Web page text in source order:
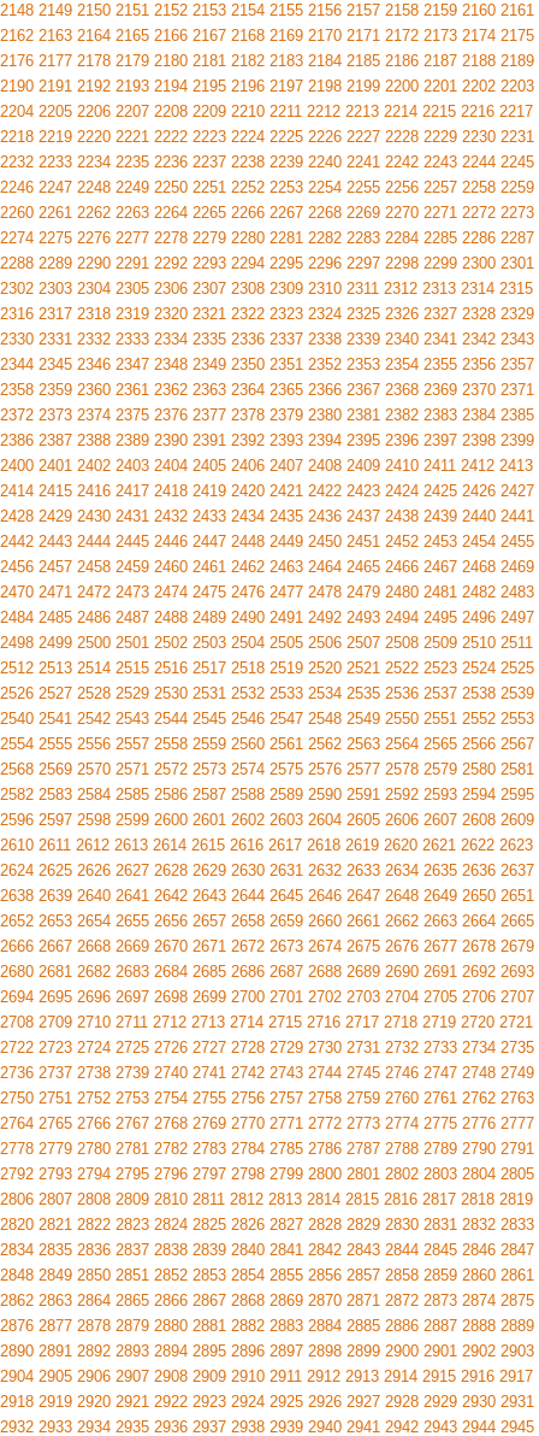
2148 2149 2150 2151 2152 2153 2154 2155 2156 2157 2158 2159 2160 2161
2162 2163 2164 2165 2166 2167 2168 2169 2170 2171 2172 2173 2174 2175
2176 2177 2178 2179 2180 2181 2182 2183 2184 2185 2186 2187 2188 2189
2190 2191 2192 2193 2194 2195 2196 2197 2198 2199 2200 2201 2202 2203
2204 2205 2206 2207 2208 2209 2210 2211 2212 2213 2214 2215 2216 2217
2218 2219 2220 2221 2222 2223 2224 2225 2226 2227 2228 2229 2230 2231
2232 2233 2234 2235 2236 2237 2238 2239 2240 2241 2242 2243 2244 2245
2246 2247 2248 2249 2250 2251 2252 2253 2254 2255 2256 2257 2258 2259
2260 2261 2262 2263 2264 2265 2266 2267 2268 2269 2270 2271 2272 2273
2274 2275 2276 2277 2278 2279 2280 2281 2282 2283 2284 2285 2286 2287
2288 2289 2290 2291 2292 2293 2294 2295 2296 2297 2298 2299 2300 2301
2302 2303 2304 2305 2306 2307 2308 2309 2310 2311 2312 2313 2314 2315
2316 2317 2318 2319 2320 2321 2322 2323 2324 2325 2326 2327 2328 2329
2330 2331 2332 2333 2334 2335 2336 2337 2338 2339 2340 2341 2342 2343
2344 2345 2346 2347 2348 2349 2350 2351 2352 2353 2354 2355 2356 2357
2358 2359 2360 2361 2362 2363 2364 2365 2366 2367 2368 2369 2370 2371
2372 2373 2374 2375 2376 2377 2378 2379 2380 2381 2382 2383 2384 2385
2386 2387 2388 2389 2390 2391 2392 2393 2394 2395 2396 2397 2398 2399
2400 2401 2402 2403 2404 2405 2406 2407 2408 2409 2410 2411 2412 2413
2414 2415 2416 2417 2418 2419 2420 2421 2422 2423 2424 2425 2426 2427
2428 2429 2430 2431 2432 2433 2434 2435 2436 2437 2438 2439 2440 2441
2442 2443 2444 2445 2446 2447 2448 2449 2450 2451 2452 2453 2454 2455
2456 2457 2458 2459 2460 2461 2462 2463 2464 2465 2466 2467 2468 2469
2470 2471 2472 2473 2474 2475 2476 2477 2478 2479 2480 2481 2482 2483
2484 2485 2486 2487 2488 2489 2490 2491 2492 2493 2494 2495 2496 2497
2498 2499 2500 2501 2502 2503 2504 2505 2506 2507 2508 2509 2510 2511
2512 2513 2514 2515 2516 2517 2518 2519 2520 2521 2522 2523 2524 2525
2526 2527 2528 2529 2530 2531 2532 2533 2534 2535 2536 2537 2538 2539
2540 2541 2542 2543 2544 2545 2546 2547 2548 2549 2550 2551 2552 2553
2554 2555 2556 2557 2558 2559 2560 2561 2562 2563 2564 2565 2566 2567
2568 2569 2570 2571 2572 2573 2574 2575 2576 2577 2578 2579 2580 2581
2582 2583 2584 2585 2586 2587 2588 2589 2590 2591 2592 2593 2594 2595
2596 2597 2598 2599 2600 2601 2602 2603 2604 2605 2606 2607 2608 2609
2610 2611 2612 2613 2614 2615 2616 2617 2618 2619 2620 2621 2622 2623
2624 2625 2626 2627 2628 2629 2630 2631 2632 2633 2634 2635 2636 2637
2638 2639 2640 2641 2642 2643 2644 2645 2646 2647 2648 2649 2650 2651
2652 2653 2654 2655 2656 2657 2658 2659 2660 2661 2662 2663 2664 2665
2666 2667 2668 2669 2670 2671 2672 2673 2674 2675 2676 2677 2678 2679
2680 2681 2682 2683 2684 2685 2686 2687 2688 2689 2690 2691 2692 2693
2694 2695 2696 2697 2698 2699 2700 2701 2702 2703 2704 2705 2706 2707
2708 2709 2710 2711 2712 2713 2714 2715 2716 2717 2718 2719 2720 2721
2722 2723 2724 2725 2726 2727 2728 2729 2730 2731 2732 2733 2734 2735
2736 2737 2738 2739 2740 2741 2742 2743 2744 2745 2746 2747 2748 2749
2750 2751 2752 2753 2754 2755 2756 2757 2758 2759 2760 2761 2762 2763
2764 2765 2766 2767 2768 2769 2770 2771 2772 2773 2774 2775 2776 2777
2778 2779 2780 2781 2782 2783 2784 2785 2786 2787 2788 2789 2790 2791
2792 2793 2794 2795 2796 2797 2798 2799 2800 2801 2802 2803 2804 2805
2806 2807 2808 2809 2810 2811 2812 2813 2814 2815 2816 2817 2818 2819
2820 2821 2822 2823 2824 2825 2826 2827 2828 2829 2830 2831 2832 2833
2834 2835 2836 2837 2838 2839 2840 2841 2842 2843 2844 2845 2846 2847
2848 2849 2850 2851 2852 2853 2854 2855 2856 2857 2858 2859 2860 2861
2862 2863 2864 2865 2866 2867 2868 2869 2870 2871 2872 2873 2874 2875
2876 2877 2878 2879 2880 2881 2882 2883 2884 2885 2886 2887 2888 2889
2890 2891 2892 2893 2894 2895 2896 2897 2898 2899 2900 2901 2902 2903
2904 2905 2906 2907 2908 2909 2910 2911 2912 2913 2914 2915 2916 2917
2918 2919 2920 2921 2922 2923 2924 2925 2926 2927 2928 2929 2930 2931
2932 2933 2934 2935 2936 2937 2938 2939 2940 2941 2942 2943 2944 2945